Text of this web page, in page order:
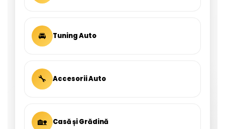
🚘 Tuning Auto
🔧 Accesorii Auto
🏡 Casă și Grădină